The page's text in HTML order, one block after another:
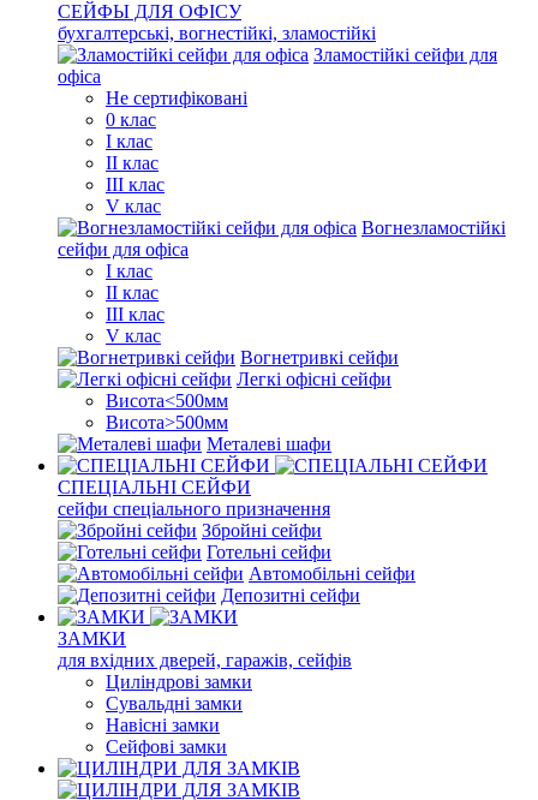
СЕЙФЫ ДЛЯ ОФІСУ
бухгалтерські, вогнестійкі, зламостійкі
Зламостійкі сейфи для
офіса
Не сертифіковані
0 клас
I клас
II клас
III клас
V клас
Вогнезламостійкі
сейфи для офіса
I клас
II клас
III клас
V клас
Вогнетривкі сейфи
Легкі офісні сейфи
Висота<500мм
Висота>500мм
Металеві шафи
СПЕЦІАЛЬНІ СЕЙФИ
сейфи спеціального призначення
Збройні сейфи
Готельні сейфи
Автомобільні сейфи
Депозитні сейфи
ЗАМКИ
для вхідних дверей, гаражів, сейфів
Циліндрові замки
Сувальдні замки
Навісні замки
Сейфові замки